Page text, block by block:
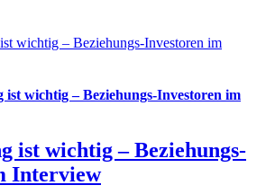
wichtig – Beziehungs-Investoren im
ist wichtig – Beziehungs-Investoren im
ist wichtig – Beziehungs-
Interview